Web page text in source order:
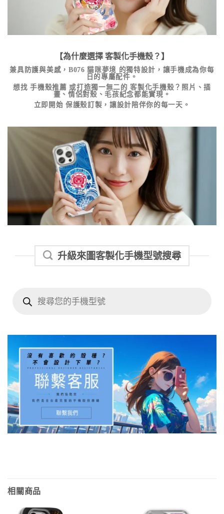
【為什麼選擇 客製化手機殼 ？】
兼具防護與美感， B076 貓咪夢境 的獨特設計，讓手機成為你每
日的專屬配件。
想找手機殼推薦 或打造獨一無二的客製化手機殼 ？照片、插
畫、情侶對殼、毛孩紀念都能實現。
立即開始 保護殼訂製 ，讓設計陪伴你的每一天。
升級來圖客製化手機型號搜尋
search
相關商品